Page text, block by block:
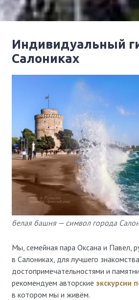
Индивидуальный гид в
Салониках
белая башня — символ города
Мы, семейная пара Оксана и Павел,
в Салониках, для лучшего
достопримечательностями и
рекомендуем авторские экскурсии
в котором мы и живём.